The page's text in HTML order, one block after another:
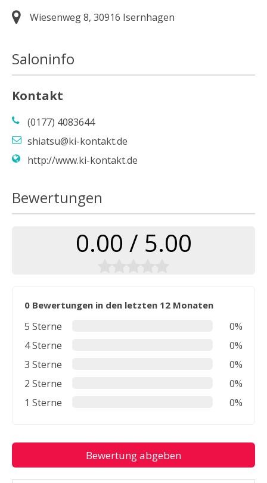
Wiesenweg 8, 30916 Isernhagen
Saloninfo
Kontakt
(0177) 4083644
shiatsu@ki-kontakt.de
http://www.ki-kontakt.de
Bewertungen
0.00 / 5.00
0 Bewertungen in den letzten 12 Monaten
5 Sterne
0%
4 Sterne
0%
3 Sterne
0%
2 Sterne
0%
1 Sterne
0%
Bewertung abgeben